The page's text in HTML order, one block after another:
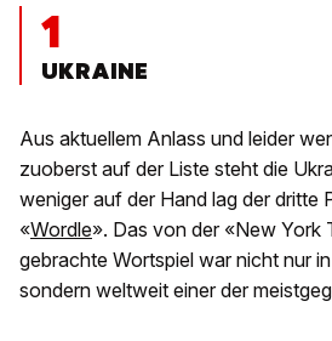
1
UKRAINE
Aus aktuellem Anlass und leider
zuoberst auf der Liste steht die
weniger auf der Hand lag der dritte
«Wordle». Das von der «New York
gebrachte Wortspiel war nicht nur
sondern weltweit einer der